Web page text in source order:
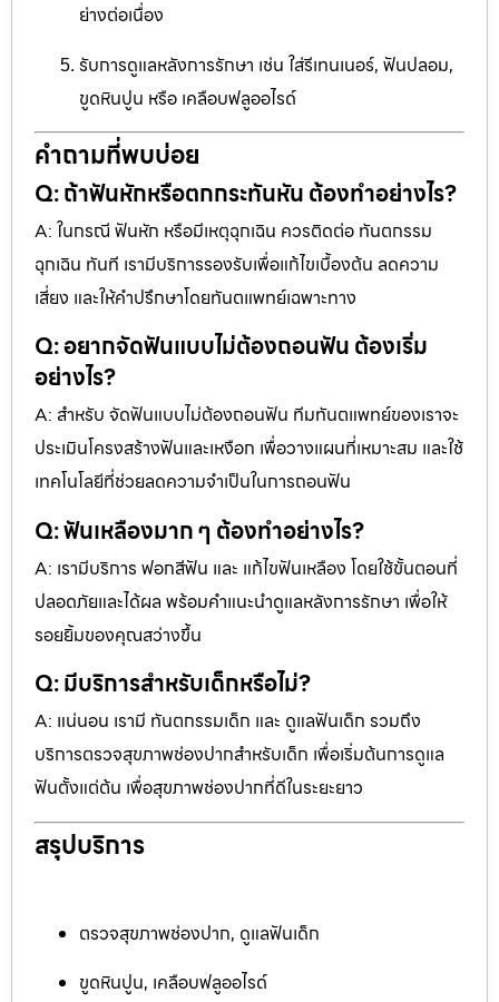
ย่างต่อเนื่อง
รับการดูแลหลังการรักษา เช่น ใส่รีเทนเนอร์, ฟันปลอม,
ขูดหินปูน หรือ เคลือบฟลูออไรด์
คำถามที่พบบ่อย
Q: ถ้าฟันหักหรือตกกระทันหัน ต้องทำอย่างไร?
A: ในกรณี ฟันหัก หรือมีเหตุฉุกเฉิน ควรติดต่อ ทันตกรรม
ฉุกเฉิน ทันที เรามีบริการรองรับเพื่อแก้ไขเบื้องต้น ลดความ
เสี่ยง และให้คำปรึกษาโดยทันตแพทย์เฉพาะทาง
Q: อยากจัดฟันแบบไม่ต้องถอนฟัน ต้องเริ่ม
อย่างไร?
A: สำหรับ จัดฟันแบบไม่ต้องถอนฟัน ทีมทันตแพทย์ของเราจะ
ประเมินโครงสร้างฟันและเหงือก เพื่อวางแผนที่เหมาะสม และใช้
เทคโนโลยีที่ช่วยลดความจำเป็นในการถอนฟัน
Q: ฟันเหลืองมาก ๆ ต้องทำอย่างไร?
A: เรามีบริการ ฟอกสีฟัน และ แก้ไขฟันเหลือง โดยใช้ขั้นตอนที่
ปลอดภัยและได้ผล พร้อมคำแนะนำดูแลหลังการรักษา เพื่อให้
รอยยิ้มของคุณสว่างขึ้น
Q: มีบริการสำหรับเด็กหรือไม่?
A: แน่นอน เรามี ทันตกรรมเด็ก และ ดูแลฟันเด็ก รวมถึง
บริการตรวจสุขภาพช่องปากสำหรับเด็ก เพื่อเริ่มต้นการดูแล
ฟันตั้งแต่ต้น เพื่อสุขภาพช่องปากที่ดีในระยะยาว
สรุปบริการ
ตรวจสุขภาพช่องปาก, ดูแลฟันเด็ก
ขูดหินปูน, เคลือบฟลูออไรด์